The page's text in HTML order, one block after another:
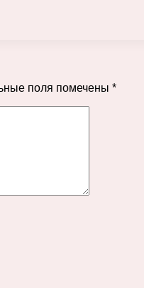
поля помечены *